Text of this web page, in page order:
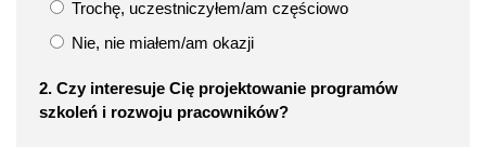
Trochę, uczestniczyłem/am częściowo
Nie, nie miałem/am okazji
2. Czy interesuje Cię projektowanie programów
szkoleń i rozwoju pracowników?